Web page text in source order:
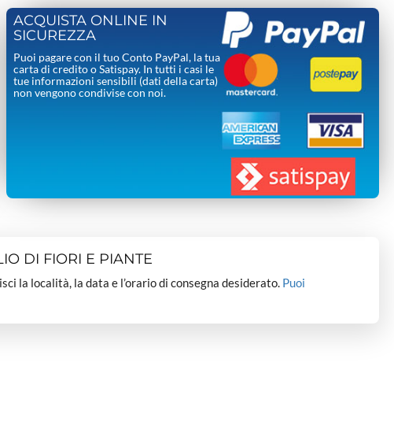
ACQUISTA ONLINE IN
SICUREZZA
Puoi pagare con il tuo Conto PayPal, la tua
carta di credito o Satispay. In tutti i casi le
tue informazioni sensibili (dati della carta)
non vengono condivise con noi.
DI FIORI E PIANTE
la località, la data e l’orario di consegna desiderato. Puoi